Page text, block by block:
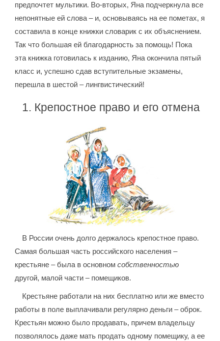
предпочтет мультики. Во-вторых, Яна подчеркнула все
непонятные ей слова – и, основываясь на ее пометах, я
составила в конце книжки словарик с их объяснением.
Так что большая ей благодарность за помощь! Пока
эта книжка готовилась к изданию, Яна окончила пятый
класс и, успешно сдав вступительные экзамены,
перешла в шестой – лингвистический!
1. Крепостное право и его отмена
В России очень долго держалось крепостное право.
Самая большая часть российского населения –
крестьяне – была в основномсобственностью
другой, малой части – помещиков.
Крестьяне работали на них бесплатно или же вместо
работы в поле выплачивали регулярно деньги – оброк.
Крестьян можно было продавать, причем владельцу
позволялось даже мать продать одному помещику, а ее